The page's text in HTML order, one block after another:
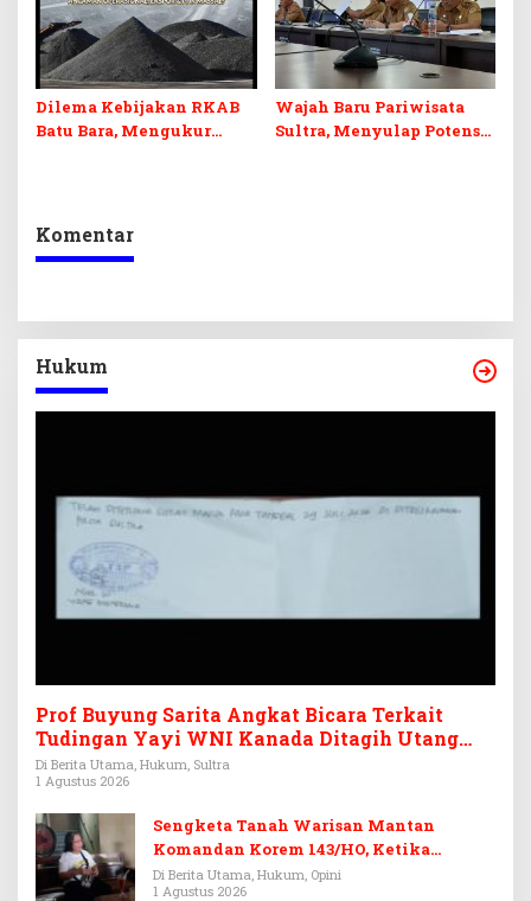
Dilema Kebijakan RKAB
Batu Bara, Mengukur
Wajah Baru Pariwisata
Sultra, Menyulap Potensi
Komentar
Hukum
Prof Buyung Sarita Angkat Bicara Terkait
Tudingan Yayi WNI Kanada Ditagih Utang
Rp3,6 Miliar
Di Berita Utama, Hukum, Sultra
1 Agustus 2026
Sengketa Tanah Warisan Mantan
Komandan Korem 143/HO, Ketika
Warisan Menjadi Arena Pemerasan
Di Berita Utama, Hukum, Opini
1 Agustus 2026